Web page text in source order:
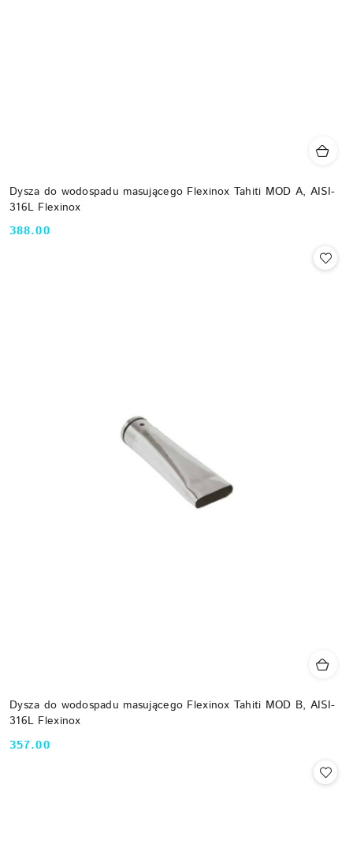
Dysza do wodospadu masującego Flexinox Tahiti MOD A, AISI-
316L Flexinox
Cena:
388.00
Dysza do wodospadu masującego Flexinox Tahiti MOD B, AISI-
316L Flexinox
Cena:
357.00